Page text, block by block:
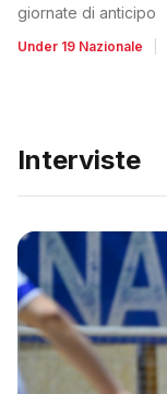
giornate di anticipo
Under 19 Nazionale
Interviste